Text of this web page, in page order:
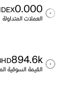
0.000
العملات المتداولة
894.6k
القيمة السوقية